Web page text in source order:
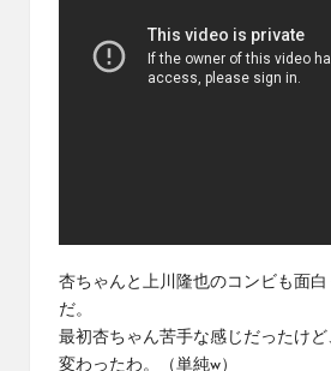
杏ちゃんと上川隆也のコンビも面
だ。
最初杏ちゃん苦手な感じだったけ
変わったわ。（単純w）